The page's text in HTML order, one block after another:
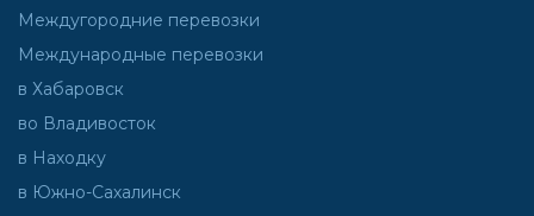
Междугородние перевозки
Международные перевозки
в Хабаровск
во Владивосток
в Находку
в Южно-Сахалинск